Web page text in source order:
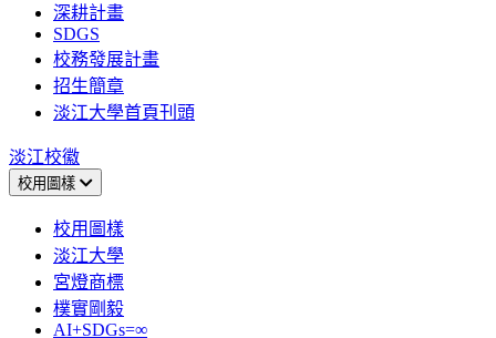
深耕計畫
SDGS
校務發展計畫
招生簡章
淡江大學首頁刊頭
淡江校徽
校用圖樣
校用圖樣
淡江大學
宮燈商標
樸實剛毅
AI+SDGs=∞